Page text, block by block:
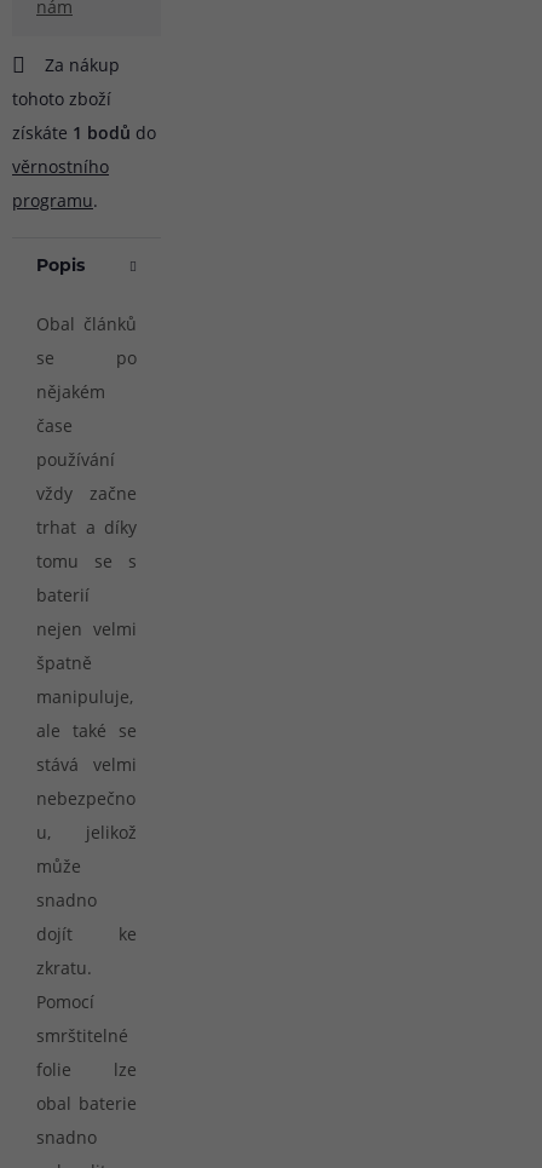
nám
Za nákup
tohoto zboží
získáte 1 bodů do
věrnostního
programu.
Popis
Obal článků
se po
nějakém
čase
používání
vždy začne
trhat a díky
tomu se s
baterií
nejen velmi
špatně
manipuluje,
ale také se
stává velmi
nebezpečno
u, jelikož
může
snadno
dojít ke
zkratu.
Pomocí
smrštitelné
folie lze
obal baterie
snadno